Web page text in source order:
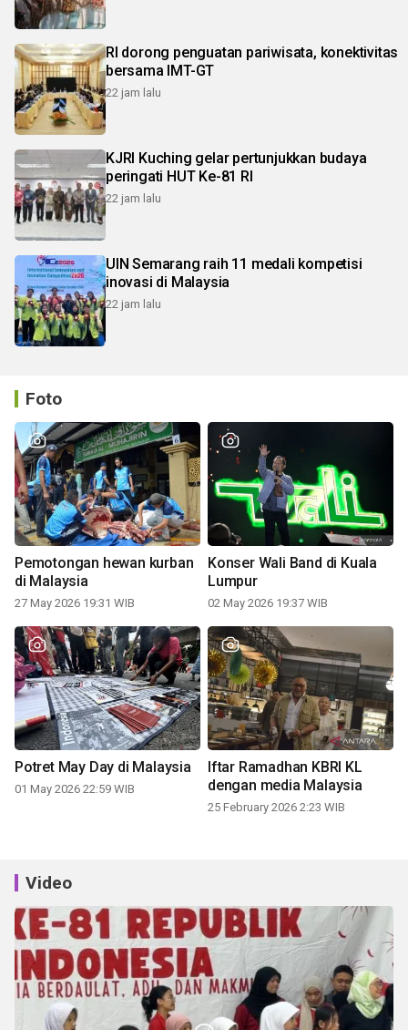
RI dorong penguatan pariwisata, konektivitas
bersama IMT-GT
22 jam lalu
KJRI Kuching gelar pertunjukkan budaya
peringati HUT Ke-81 RI
22 jam lalu
UIN Semarang raih 11 medali kompetisi
inovasi di Malaysia
22 jam lalu
Foto
Pemotongan hewan kurban
di Malaysia
27 May 2026 19:31 WIB
Konser Wali Band di Kuala
Lumpur
02 May 2026 19:37 WIB
Potret May Day di Malaysia
01 May 2026 22:59 WIB
Iftar Ramadhan KBRI KL
dengan media Malaysia
25 February 2026 2:23 WIB
Video